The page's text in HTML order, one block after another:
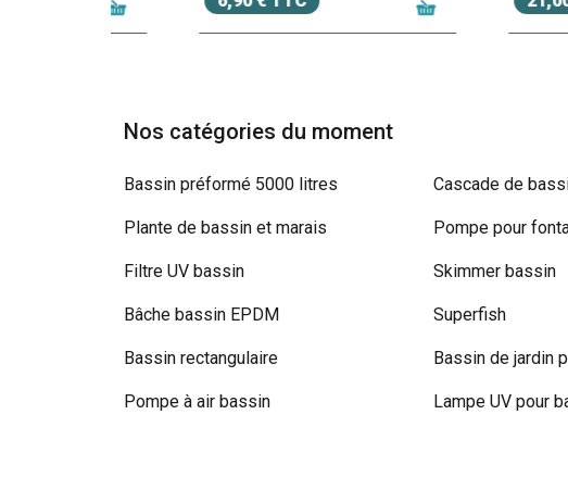
Nos catégories du moment
Bassin préformé 5000 litres
Plante de bassin et marais
Filtre UV bassin
Bâche bassin EPDM
Bassin rectangulaire
Pompe à air bassin
Cascade de
Pompe pour
Skimmer bassin
Superfish
Bassin de jardin
Lampe UV pour